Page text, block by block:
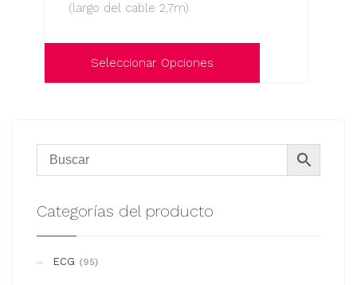
(largo del cable 2,7m).
Seleccionar Opciones
múltiples
Las
pueden
Categorías del producto
ECG (95)